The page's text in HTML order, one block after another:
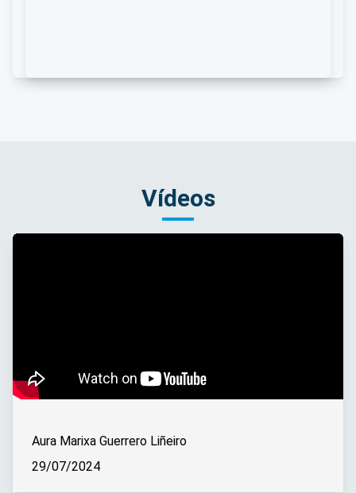
Vídeos
Aura Marixa Guerrero Liñeiro
29/07/2024